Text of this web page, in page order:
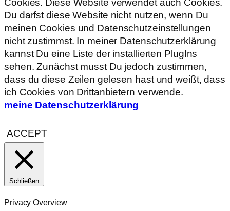
Cookies. Diese Website verwendet auch Cookies.
Du darfst diese Website nicht nutzen, wenn Du
meinen Cookies und Datenschutzeinstellungen
nicht zustimmst. In meiner Datenschutzerklärung
kannst Du eine Liste der installierten PlugIns
sehen. Zunächst musst Du jedoch zustimmen,
dass du diese Zeilen gelesen hast und weißt, dass
ich Cookies von Drittanbietern verwende.
meine Datenschutzerklärung
ACCEPT
Schließen
Privacy Overview